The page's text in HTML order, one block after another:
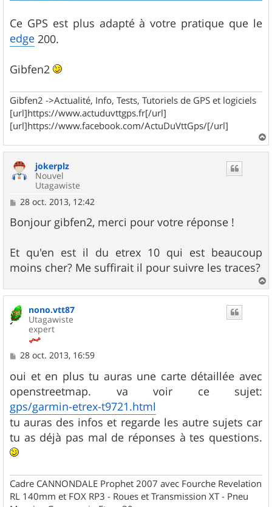
Ce GPS est plus adapté à votre pratique que le
edge 200.
Gibfen2
Gibfen2 ->Actualité, Info, Tests, Tutoriels de GPS et logiciels
[url]https://www.actuduvttgps.fr[/url]
[url]https://www.facebook.com/ActuDuVttGps/[/url]
a
jokerplz
Nouvel
Utagawiste
M
s
s
g
e
28 oct. 2013, 12:42
Bonjour gibfen2, merci pour votre réponse !
Et qu'en est il du etrex 10 qui est beaucoup
moins cher? Me suffirait il pour suivre les traces?
a
nono.vtt87
Utagawiste
expert
M
s
s
a
g
e
28 oct. 2013, 16:59
oui et en plus tu auras une carte détaillée avec
openstreetmap. va voir ce sujet:
gps/garmin-etrex-t9721.html
tu auras des infos et regarde les autre sujets car
tu as déjà pas mal de réponses à tes questions.
Cadre CANNONDALE Prophet 2007 avec Fourche Revelation
RL 140mm et FOX RP3 - Roues et Transmission XT - Pneu